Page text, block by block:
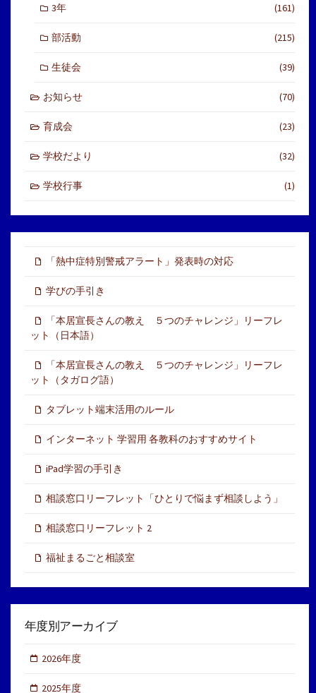
3年 (161)
部活動 (215)
生徒会 (39)
お知らせ (70)
育成会 (23)
学校だより (32)
学校行事 (1)
「熱中症特別警戒アラート」発表時の対応
学びの手引き
「本居宣長さんの教え ５つのチャレンジ」リーフレ
ット（日本語）
「本居宣長さんの教え ５つのチャレンジ」リーフレ
ット（タガログ語）
タブレット端末活用のルール
インターネット 学習用 各教科のおすすめサイト
iPad学習の手引き
相談窓口リーフレット「ひとりで悩まず相談しよう」
相談窓口リーフレット 2
福祉まるごと相談室
年度別アーカイブ
2026年度
2025年度